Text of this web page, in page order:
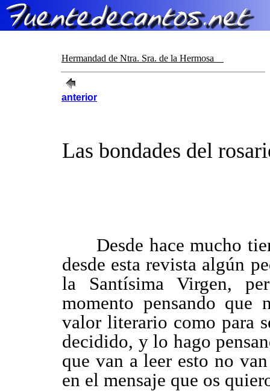
Hermandad de Ntra. Sra. de la Hermosa
anterior
Las bondades del
Desde hace mucho
desde esta revista algún
la Santísima Virgen,
momento pensando que
valor literario como para
decidido, y lo hago
que van a leer esto no
en el mensaje que os